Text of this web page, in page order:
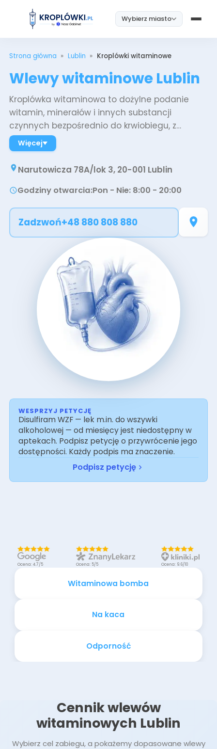
Wybierz miasto
Strona główna » Lublin » Kroplówki witaminowe
Wlewy witaminowe Lublin
Kroplówka witaminowa to dożylne podanie
witamin, minerałów i innych substancji
czynnych bezpośrednio do krwiobiegu, z
pominięciem przewodu pokarmowego.
Biodostępność składników podanych dożylnie
wynosi niemal 100%, podczas gdy przy
suplementacji doustnej wchłanianie zależy od
rodzaju witaminy, dawki i stanu zdrowia
rodzajów wlewów dożylnych: witaminową
bombę, sport i regenerację, odporność,
zmęczenie i stres, anty age, after party, libido,
nawodnienie, wlew energetyczny oraz
regenerację wątroby. Każdy z nich występuje w
trzech wariantach i każdy poprzedza
kwalifikacja medyczna. Stosujemy
certyfikowane preparaty farmaceutyczne.
Więcej
Narutowicza 78A/lok 3, 20-001 Lublin
Godziny otwarcia:Pon - Nie: 8:00 - 20:00
Zadzwoń+48 880 808 880
WESPRZYJ PETYCJĘ
Disulfiram WZF — lek m.in. do wszywki
alkoholowej — od miesięcy jest niedostępny w
aptekach. Podpisz petycję o przywrócenie jego
dostępności. Każdy podpis ma znaczenie.
Podpisz petycję
Witaminowa bomba
Na kaca
Odporność
Ocena: 4.7/5 Ocena: 5/5 Ocena: 9.6/10
Cennik wlewów
witaminowych Lublin
Wybierz cel zabiegu, a pokażemy dopasowane wlewy